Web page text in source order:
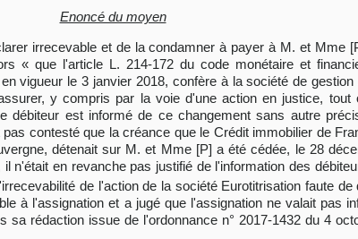
Enoncé du moyen
irrecevable et de la condamner à payer à M. et Mme
« que l'article L. 214-172 du code monétaire et
vigueur le 3 janvier 2018, confère à la société de
y compris par la voie d'une action en justice, tout
débiteur est informé de ce changement sans autre
contesté que la créance que le Crédit immobilier de
détenait sur M. et Mme [P] a été cédée, le 28
n'était en revanche pas justifié de l'information des
de l'action de la société Eurotitrisation faute de
à l'assignation et a jugé que l'assignation ne valait pas
sa rédaction issue de l'ordonnance n° 2017-1432 du 4